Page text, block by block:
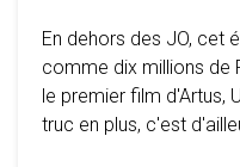
En dehors des JO, cet
comme dix millions de
le premier film d'Artus,
truc en plus, c'est